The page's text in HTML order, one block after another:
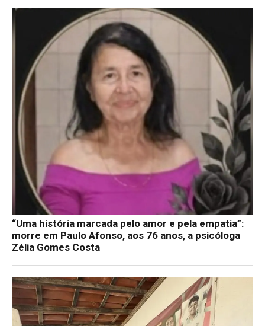
“Uma história marcada pelo amor e pela empatia”:
morre em Paulo Afonso, aos 76 anos, a psicóloga
Zélia Gomes Costa